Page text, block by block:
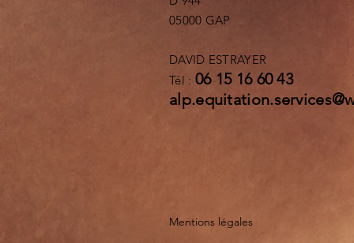
05000 GAP
DAVID ESTRAYER
Tél : 06 15 16 60 43
Mentions légales